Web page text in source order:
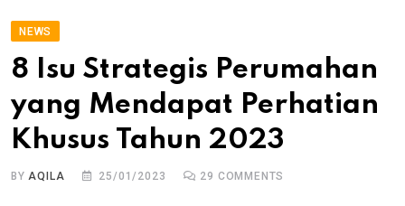
NEWS
8 Isu Strategis Perumahan
yang Mendapat Perhatian
Khusus Tahun 2023
BYAQILA 25/01/2023 29 COMMENTS